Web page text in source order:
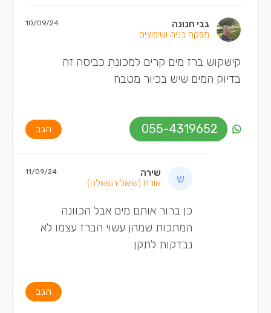
גבי חנונה
מפקח בניה ושיפוצים
10/09/24
קישקוש ברז מים קרים למכונת כביסה זה
בדיוק המים שיש בכיור מטבח
055-4319652 הגב
שירה
אורח (שואל השאלה)
11/09/24
כן ברור אותם מים אבל הכוונה
המתכות שמהן עשוי הברז עצמו לא
נבדקות לתקן
הגב